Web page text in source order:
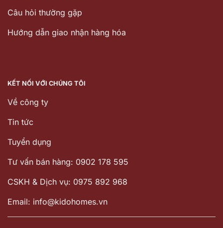
Câu hỏi thường gặp
Hướng dẫn giao nhận hàng hóa
KẾT NỐI VỚI CHÚNG TÔI
Về công ty
Tin tức
Tuyển dụng
Tư vấn bán hàng: 0902 178 595
CSKH & Dịch vụ: 0975 892 968
Email: info@kidohomes.vn